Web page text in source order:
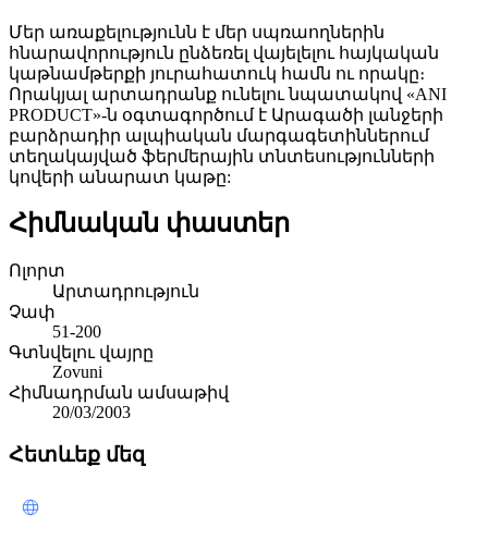
Մեր առաքելությունն է մեր սպռաողներին
հնարավորություն ընձեռել վայելելու հայկական
կաթնամթերքի յուրահատուկ համն ու որակը։
Որակյալ արտադրանք ունելու նպատակով «ANI
PRODUCT»-ն օգտագործում է Արագածի լանջերի
բարձրադիր ալպիական մարգագետիններում
տեղակայված ֆերմերային տնտեսությունների
կովերի անարատ կաթը:
Հիմնական փաստեր
Ոլորտ
Արտադրություն
Չափ
51-200
Գտնվելու վայրը
Zovuni
Հիմնադրման ամսաթիվ
20/03/2003
Հետևեք մեզ